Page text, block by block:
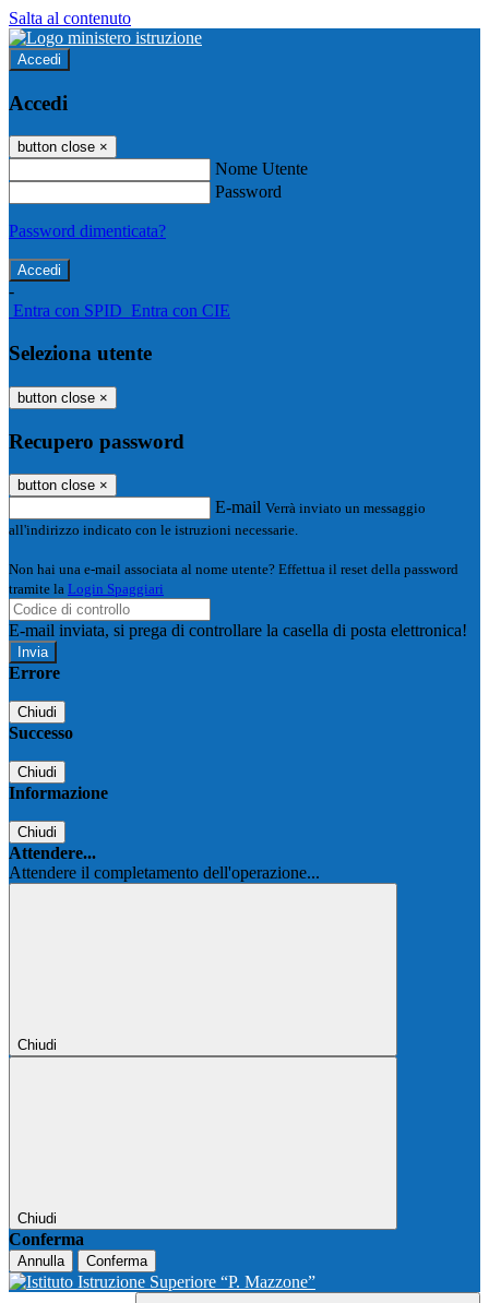
Salta al contenuto
Accedi
Accedi
button close ×
Nome Utente
Password
Password dimenticata?
-
Entra con SPID Entra con CIE
Seleziona utente
button close ×
Recupero password
button close ×
E-mail Verrà inviato un messaggio
all'indirizzo indicato con le istruzioni necessarie.
Non hai una e-mail associata al nome utente? Effettua il reset della password
tramite la Login Spaggiari
E-mail inviata, si prega di controllare la casella di posta elettronica!
Errore
Chiudi
Successo
Chiudi
Informazione
Chiudi
Attendere...
Attendere il completamento dell'operazione...
Chiudi
Chiudi
Conferma
Annulla Conferma